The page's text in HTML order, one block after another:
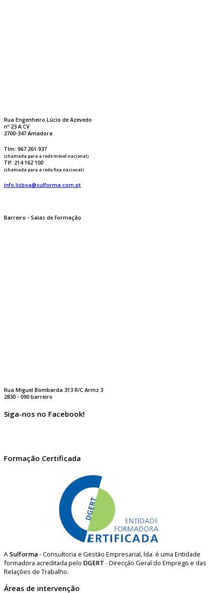
Rua Engenheiro Lúcio de Azevedo
nº 23 A CV
2700-347 Amadora
Tlm: 967 261 937
(chamada para a rede móvel nacional)
Tlf: 214 162 100
(chamada para a rede fixa nacional)
info.lisboa@sulforma.com.pt
Barreiro - Salas de Formação
Rua Miguel Bombarda 313 R/C Armz 3
2830 - 090 barreiro
Siga-nos no Facebook!
Formação Certificada
A Sulforma - Consultoria e Gestão Empresarial, lda. é uma Entidade
formadora acreditada pelo DGERT - Direcção Geral do Emprego e das
Relações de Trabalho.
Áreas de intervenção